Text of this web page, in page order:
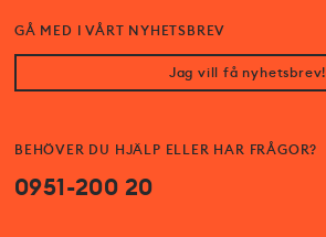
BEHÖVER DU HJÄLP ELLER HAR FRÅGOR?
0951-200 20
GÅ MED I VÅRT NYHETSBREV
Jag vill få nyhetsbrev!